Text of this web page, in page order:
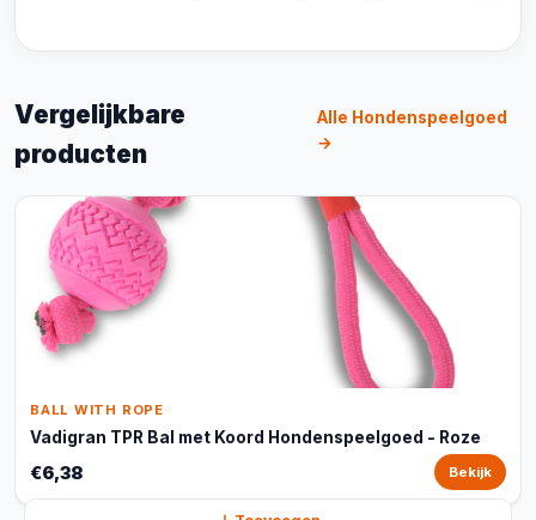
Vergelijkbare
producten
Alle Hondenspeelgoed
→
BALL WITH ROPE
Vadigran TPR Bal met Koord Hondenspeelgoed - Roze
€6,38 Bekijk